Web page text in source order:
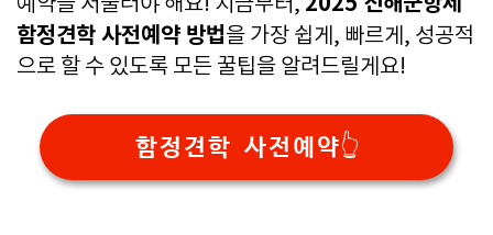
함정견학 사전예약 방법을 가장 쉽게, 빠르게, 성공적
으로 할 수 있도록 모든 꿀팁을 알려드릴게요!
함정견학 사전예약👆